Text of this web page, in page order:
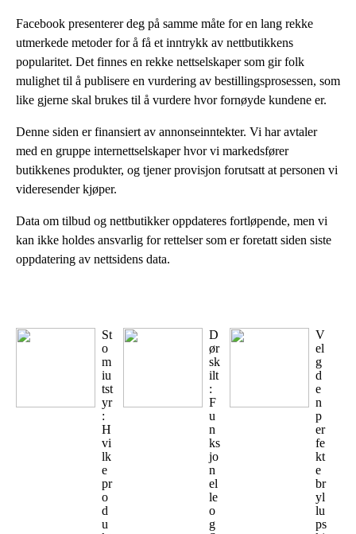
Facebook presenterer deg på samme måte for en lang rekke
utmerkede metoder for å få et inntrykk av nettbutikkens
popularitet. Det finnes en rekke nettselskaper som gir folk
mulighet til å publisere en vurdering av bestillingsprosessen, som
like gjerne skal brukes til å vurdere hvor fornøyde kundene er.
Denne siden er finansiert av annonseinntekter. Vi har avtaler
med en gruppe internettselskaper hvor vi markedsfører
butikkenes produkter, og tjener provisjon forutsatt at personen vi
videresender kjøper.
Data om tilbud og nettbutikker oppdateres fortløpende, men vi
kan ikke holdes ansvarlig for rettelser som er foretatt siden siste
oppdatering av nettsidens data.
St
o
m
iu
tst
yr
:
H
vi
lk
e
pr
o
d
u
D
ør
sk
ilt
:
F
u
n
ks
jo
n
el
le
o
g
V
el
g
d
e
n
p
er
fe
kt
e
br
yl
lu
ps